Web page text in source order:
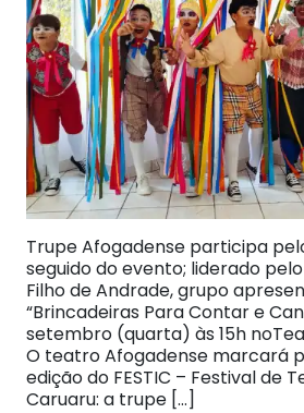
Trupe Afogadense participa
seguido do evento; liderado
Filho de Andrade, grupo
“Brincadeiras Para Contar e
setembro (quarta) às 15h
O teatro Afogadense marcará
edição do FESTIC – Festival de
Caruaru: a trupe […]